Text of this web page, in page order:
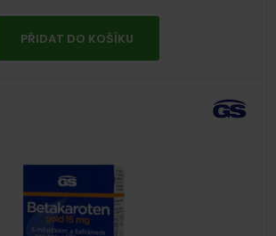
PŘIDAT DO KOŠÍKU